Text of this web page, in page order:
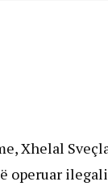
Xhelal
operuar